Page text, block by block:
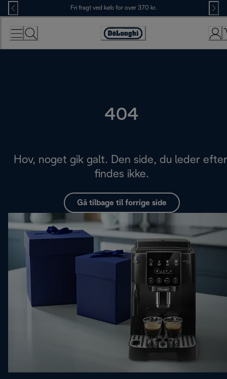
Skip
to
Content
Fri fragt ved køb for over 370 kr.
Accessibility
Statement
404
Hov, noget gik galt. Den side, du leder
findes ikke.
Gå tilbage til forrige side